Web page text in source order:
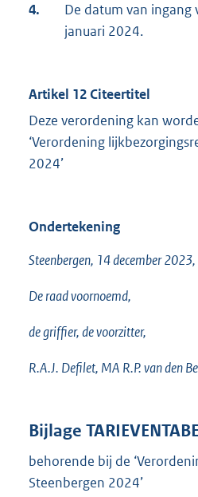
4.
De datum van ingang
januari 2024.
Artikel 12 Citeertitel
Deze verordening kan
‘Verordening
2024’
Ondertekening
Steenbergen, 14 december 2023,
De raad voornoemd,
de griffier, de voorzitter,
R.A.J. Defilet, MA R.P. van den
Bijlage
behorende bij de
Steenbergen 2024’